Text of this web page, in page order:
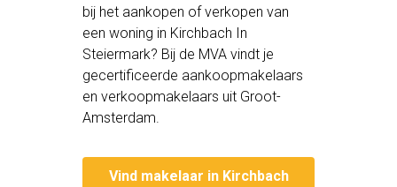
bij het aankopen of verkopen van
een woning in Kirchbach In
Steiermark? Bij de MVA vindt je
gecertificeerde aankoopmakelaars
en verkoopmakelaars uit Groot-
Amsterdam.
Vind makelaar in Kirchbach